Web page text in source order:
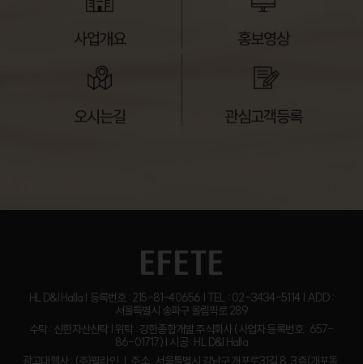
사업개요 홍보영상
오시는길 관심고객등록
HL D&I Halla | 등록번호 : 215-81-40656 | TEL : 02-3434-5114 | ADD :
서울특별시 송파구 올림픽로 289
수탁 : 신한자산신탁 | 위탁 : 강한종합개발 주식회사 (사업자 등록번호 : 657-
86-01717) | 시공 : HL D&I Halla
광고대행사 : (주)필라인 ㅣ 주소 : 서울특별시 강남구 개포로31길 8, 3층(개포동,